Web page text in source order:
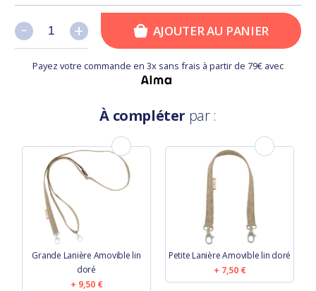
+
- +
- AJOUTER AU PANIER
Payez votre commande en 3x sans frais à partir de 79€ avec
À compléter par :
Grande Lanière Amovible lin
doré
9,50 €
Petite Lanière Amovible lin doré
7,50 €